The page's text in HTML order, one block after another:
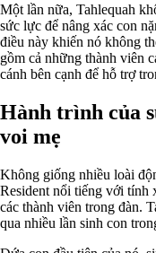
Một lần nữa, Tahlequah
sức lực để nâng xác con
điều này khiến nó không
gồm cả những thành viên
cánh bên cạnh để hỗ trợ
Hành trình của
voi mẹ
Không giống nhiều loài
Resident nổi tiếng với tính
các thành viên trong đàn.
qua nhiều lần sinh con